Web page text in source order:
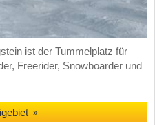
ist der Tummelplatz für
Freerider, Snowboarder und